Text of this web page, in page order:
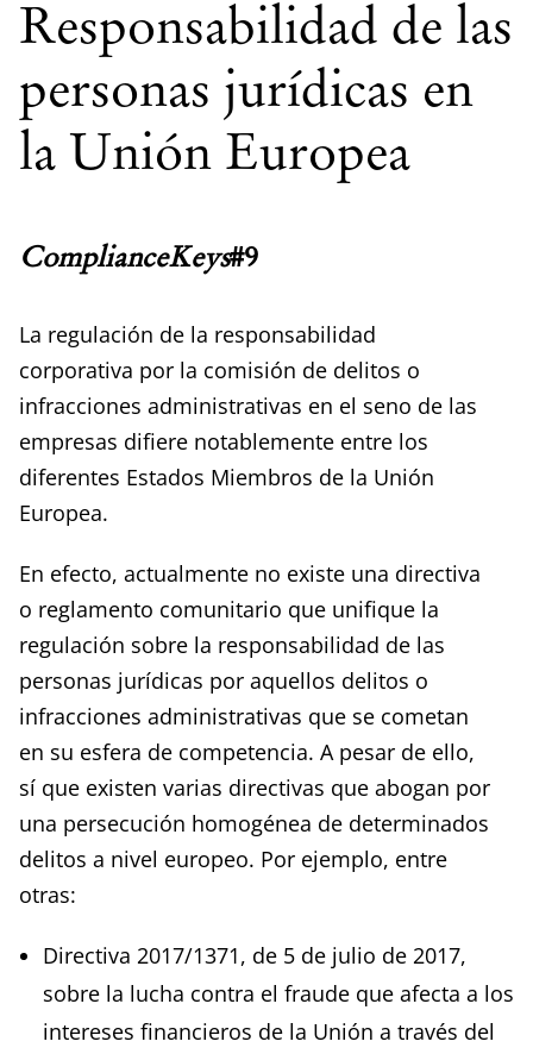
Responsabilidad de las
personas jurídicas en
la Unión Europea
ComplianceKeys#9
La regulación de la responsabilidad
corporativa por la comisión de delitos o
infracciones administrativas en el seno de las
empresas difiere notablemente entre los
diferentes Estados Miembros de la Unión
Europea.
En efecto, actualmente no existe una directiva
o reglamento comunitario que unifique la
regulación sobre la responsabilidad de las
personas jurídicas por aquellos delitos o
infracciones administrativas que se cometan
en su esfera de competencia. A pesar de ello,
sí que existen varias directivas que abogan por
una persecución homogénea de determinados
delitos a nivel europeo. Por ejemplo, entre
otras:
Directiva 2017/1371, de 5 de julio de 2017,
sobre la lucha contra el fraude que afecta a los
intereses financieros de la Unión a través del